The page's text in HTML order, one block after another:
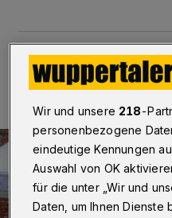
05.09.2023 , 13:21 Uhr 2
Wir und unsere 218-
personenbezogene
eindeutige Kennungen
Auswahl von OK
für die unter „Wir und
Daten, um Ihnen Dienste